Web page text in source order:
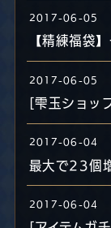
2017-06-05
2017-06-05
2017-06-04
2017-06-04